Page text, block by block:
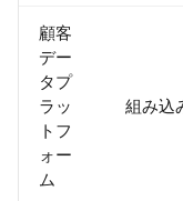
顧客
デー
タプ
ラッ
トフ
ォー
ム
組み込